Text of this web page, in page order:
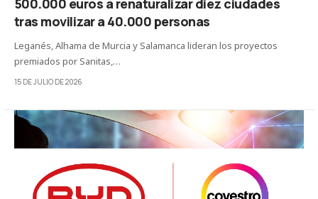
500.000 euros a renaturalizar diez ciudades
tras movilizar a 40.000 personas
Leganés, Alhama de Murcia y Salamanca lideran los proyectos
premiados por Sanitas,…
15 DE JULIO DE 2026